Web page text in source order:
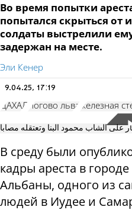
Во время попытки
попытался скрыться от
солдаты выстрелили
задержан на месте.
Эли Кенер
9.04.25, 17:19
ЦАХАЛ Логово льва железная
على الشاب محمود البنا وتعتقله مصابا
В среду были
кадры ареста в
Альбаны, одного из
людей в Иудее и